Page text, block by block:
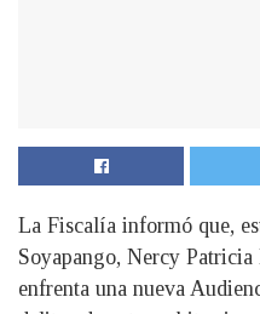
La Fiscalía informó que,
Soyapango, Nercy
enfrenta una nueva